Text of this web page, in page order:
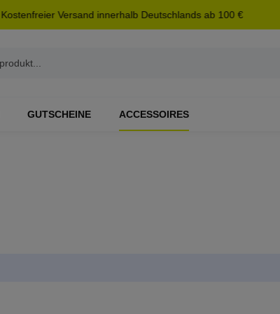
Kostenfreier Versand innerhalb Deutschlands ab 100 €
GUTSCHEINE ACCESSOIRES